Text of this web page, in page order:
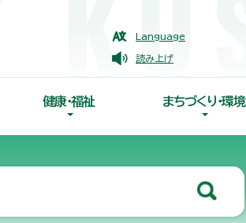
Language
読み上げ
健康・福祉 まちづくり・環境